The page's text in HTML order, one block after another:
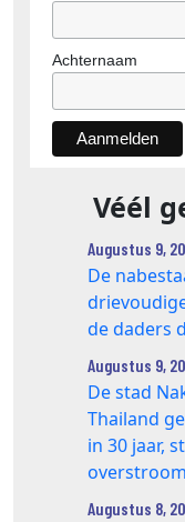
Achternaam
Véél
Augustus 9,
De
de daders
Augustus 9,
De stad
Thailand
in 30 jaar,
Augustus 8,